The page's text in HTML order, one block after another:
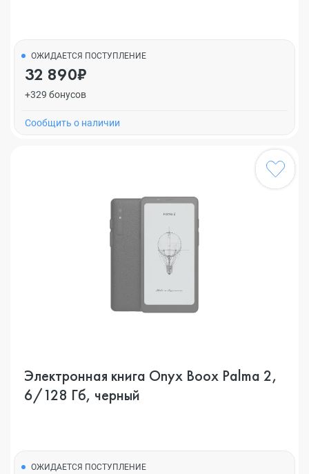
ОЖИДАЕТСЯ ПОСТУПЛЕНИЕ
32 890₽
+329 бонусов
Cообщить о наличии
Электронная книга Onyx Boox Palma 2,
6/128 Гб, черный
ОЖИДАЕТСЯ ПОСТУПЛЕНИЕ